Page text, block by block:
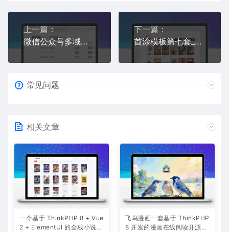
上一篇：
微信公众号多域名回调系统1.6更新发布
下一篇：
首涂模板第七套_苹果CMS V10免费下载体验自适应视频黑色窄屏好看模板
常见问题
相关文章
一个基于 ThinkPHP 8 + Vue
2 + ElementUI 的全栈小说网
飞鸟漫画一套基于 ThinkPHP
8 开发的漫画在线阅读开源系